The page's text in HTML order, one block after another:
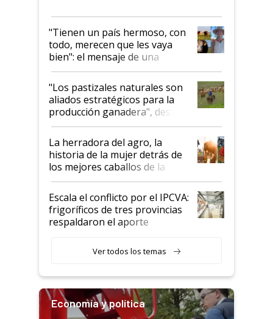
"Tienen un país hermoso, con
todo, merecen que les vaya
bien": el mensaje de una
ganadera uruguaya sobre las
oportunidades que se abren
para el agro en Argentina, con
foco en la carne
"Los pastizales naturales son
aliados estratégicos para la
producción ganadera", destaca
la iniciativa que ya reúne a 46
establecimientos en Argentina
La herradora del agro, la
historia de la mujer detrás de
los mejores caballos de la
Argentina y los mitos que
todavía hacen sufrir a estos
animales: "Mientras me
descalificaban, yo seguí
haciendo currículum"
Escala el conflicto por el IPCVA:
frigoríficos de tres provincias
respaldaron el aporte
Ver todos los temas
Economía y política